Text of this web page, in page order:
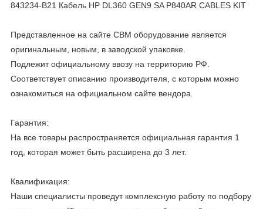
843234-B21 Кабель HP DL360 GEN9 SA P840AR CABLES KIT
Представленное на сайте CBM оборудование является
оригинальным, новым, в заводской упаковке.
Подлежит официальному ввозу на территорию РФ.
Соответствует описанию производителя, с которым можно
ознакомиться на официальном сайте вендора.
Гарантия:
На все товары распространяется официальная гарантия 1
год, которая может быть расширена до 3 лет.
Квалификация:
Наши специалисты проведут комплексную работу по подбору